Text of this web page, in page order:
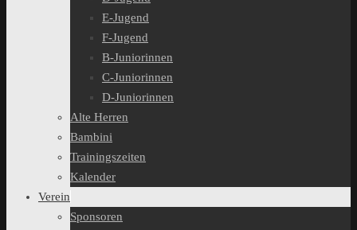
E-Jugend
F-Jugend
B-Juniorinnen
C-Juniorinnen
D-Juniorinnen
Alte Herren
Bambini
Trainingszeiten
Kalender
Verein
Sponsoren